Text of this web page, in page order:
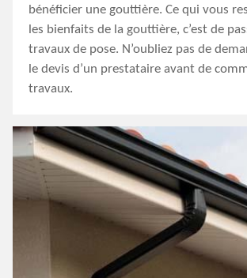
bénéficier une gouttière. Ce qui vous
les bienfaits de la gouttière, c’est de
travaux de pose. N’oubliez pas de
le devis d’un prestataire avant de
travaux.